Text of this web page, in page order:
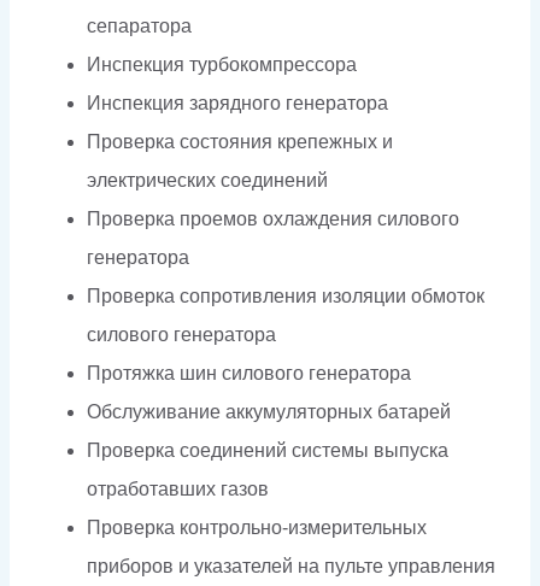
сепаратора
Инспекция турбокомпрессора
Инспекция зарядного генератора
Проверка состояния крепежных и
электрических соединений
Проверка проемов охлаждения силового
генератора
Проверка сопротивления изоляции обмоток
силового генератора
Протяжка шин силового генератора
Обслуживание аккумуляторных батарей
Проверка соединений системы выпуска
отработавших газов
Проверка контрольно-измерительных
приборов и указателей на пульте управления